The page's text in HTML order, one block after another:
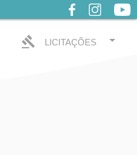
gavel LICITAÇÕES arrow_drop_down